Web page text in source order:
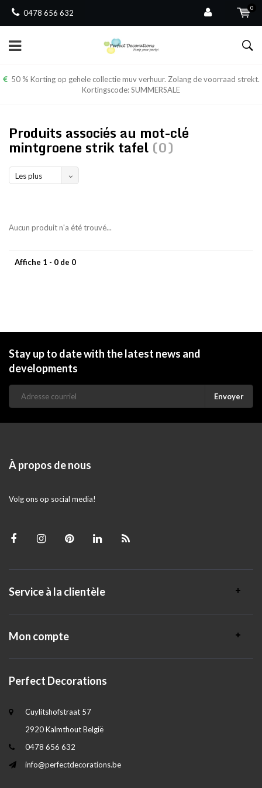
0478 656 632
0
50 % Korting op gehele collectie muv verhuur. Zolang de voorraad strekt.
Kortingscode: SUMMERSALE
Produits associés au mot-clé
mintgroene strik tafel (0)
Les plus
Aucun produit n'a été trouvé...
Affiche 1 - 0 de 0
Stay up to date with the latest news and
developments
Envoyer
À propos de nous
Volg ons op social media!
Service à la clientèle
Mon compte
Perfect Decorations
Cuylitshofstraat 57
2920 Kalmthout België
0478 656 632
info@perfectdecorations.be